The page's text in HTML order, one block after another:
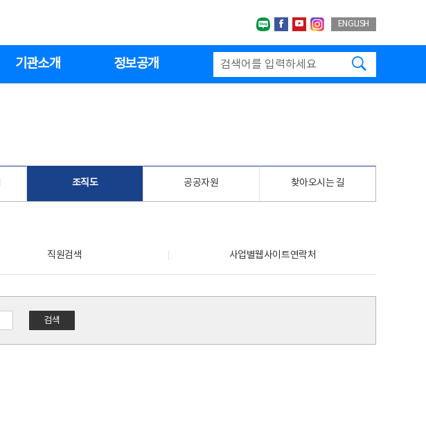
네이버블로그
페이스북
유투브인스타그랩
ENGLISH
기관소개 정보공개
조직도 공공자원 찾아오시는 길
직원검색 사업별웹사이트연락처
검색